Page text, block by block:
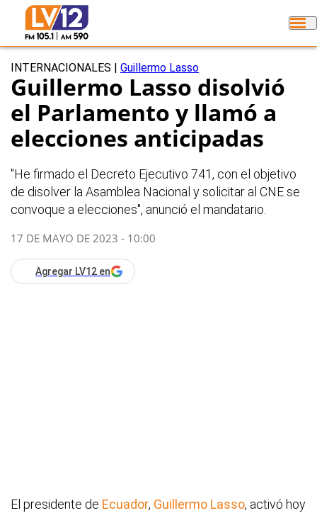
INTERNACIONALES Guillermo Lasso
Guillermo Lasso disolvió
el Parlamento y llamó a
elecciones anticipadas
"He firmado el Decreto Ejecutivo 741, con el objetivo
de disolver la Asamblea Nacional y solicitar al CNE se
convoque a elecciones", anunció el mandatario.
17 DE MAYO DE 2023 - 10:00
Agregar LV12 en
El presidente de Ecuador, Guillermo Lasso, activó hoy